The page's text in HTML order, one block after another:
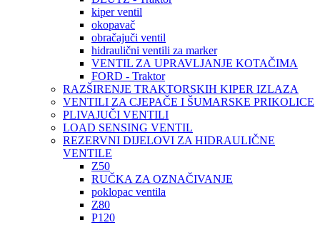
kiper ventil
okopavač
obračajuči ventil
hidraulični ventili za marker
VENTIL ZA UPRAVLJANJE KOTAČIMA
FORD - Traktor
RAZŠIRENJE TRAKTORSKIH KIPER IZLAZA
VENTILI ZA CJEPAČE I ŠUMARSKE PRIKOLICE
PLIVAJUČI VENTILI
LOAD SENSING VENTIL
REZERVNI DIJELOVI ZA HIDRAULIČNE
VENTILE
Z50
RUČKA ZA OZNAČIVANJE
poklopac ventila
Z80
P120